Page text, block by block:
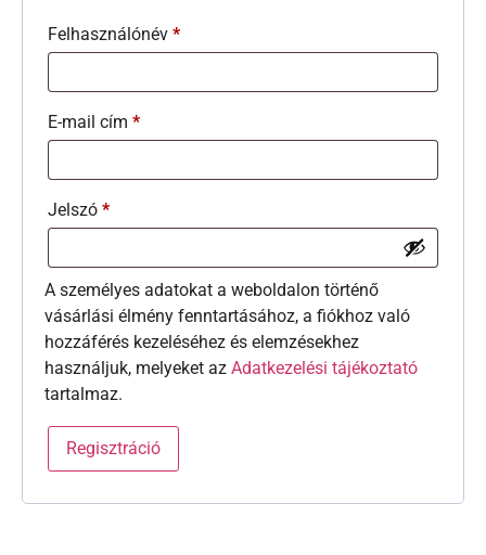
Felhasználónév *
E-mail cím *
Jelszó *
A személyes adatokat a weboldalon történő
vásárlási élmény fenntartásához, a fiókhoz való
hozzáférés kezeléséhez és elemzésekhez
használjuk, melyeket az Adatkezelési tájékoztató
tartalmaz.
Regisztráció